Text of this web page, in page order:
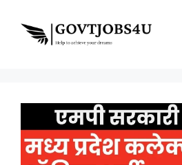
content